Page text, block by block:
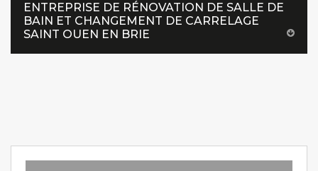
ENTREPRISE DE RÉNOVATION DE SALLE DE
BAIN ET CHANGEMENT DE CARRELAGE
SAINT OUEN EN BRIE